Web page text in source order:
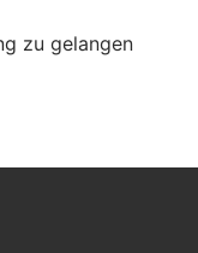
zu gelangen